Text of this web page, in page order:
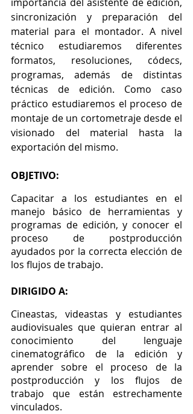
sincronización y preparación del
material para el montador. A nivel
técnico estudiaremos diferentes
formatos, resoluciones, códecs,
programas, además de distintas
técnicas de edición. Como caso
práctico estudiaremos el proceso de
montaje de un cortometraje desde el
visionado del material hasta la
exportación del mismo.
OBJETIVO:
Capacitar a los estudiantes en el
manejo básico de herramientas y
programas de edición, y conocer el
proceso de postproducción
ayudados por la correcta elección de
los flujos de trabajo.
DIRIGIDO A:
Cineastas, videastas y estudiantes
audiovisuales que quieran entrar al
conocimiento del lenguaje
cinematográfico de la edición y
aprender sobre el proceso de la
postproducción y los flujos de
trabajo que están estrechamente
vinculados.